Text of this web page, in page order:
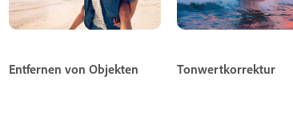
Entfernen von Objekten Tonwertkorrektur